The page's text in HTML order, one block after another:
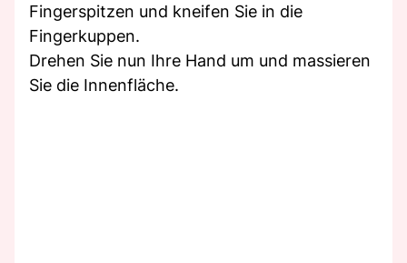
Fingerspitzen und kneifen Sie in die
Fingerkuppen.
Drehen Sie nun Ihre Hand um und massieren
Sie die Innenfläche.